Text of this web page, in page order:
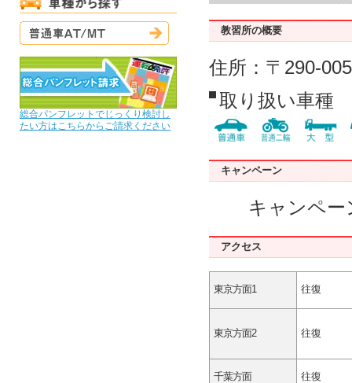
普通車AT/MT
総合パンフレットでじっくり検討し
たい方はこちらからご請求ください
教習所の概要
住所：〒290-
取り扱い車種
キャンペーン
キャンペ
アクセス
東京方面1 往復
東京方面2 往復
千葉方面 往復